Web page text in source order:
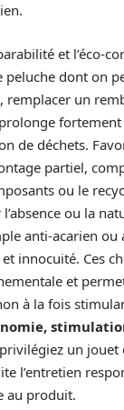
et
peluche dont on
remplacer un
fortement
de déchets.
partiel,
ou le
ou la
anti‑acarien
innocuité. Ces
et
à la fois
un
l’entretien
au produit.